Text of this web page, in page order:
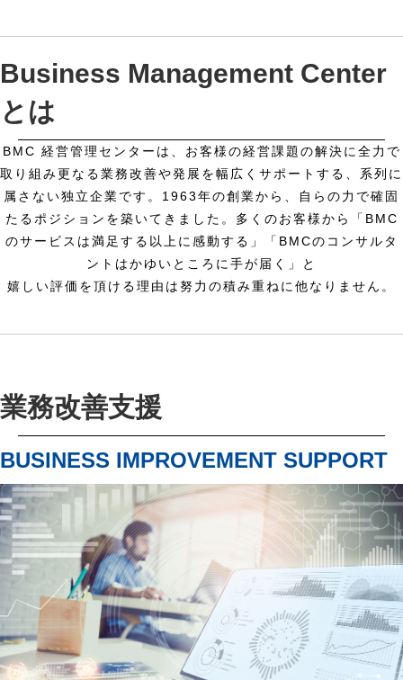
Business Management Center
とは
BMC 経営管理センターは、お客様の経営課題の解決に全力で
取り組み更なる業務改善や発展を幅広くサポートする、系列に
属さない独立企業です。 1963年の創業から、自らの力で確固
たるポジションを築いてきました。 多くのお客様から「BMC
のサービスは満足する以上に感動する」「BMCのコンサルタ
ントはかゆいところに手が届く」と
嬉しい評価を頂ける理由は努力の積み重ねに他なりません。
業務改善支援
BUSINESS IMPROVEMENT SUPPORT